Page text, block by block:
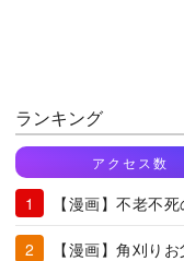
ランキング
アクセス数
【漫画】不老不
【漫画】角刈り